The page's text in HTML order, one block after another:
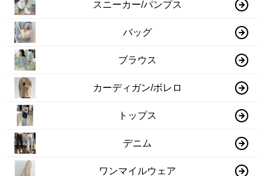
スニーカー/パンプス
バッグ
ブラウス
カーディガン/ボレロ
トップス
デニム
ワンマイルウェア